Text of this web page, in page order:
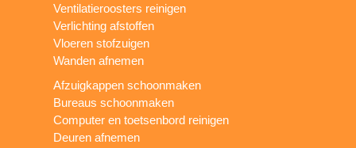
Ventilatieroosters reinigen
Verlichting afstoffen
Vloeren stofzuigen
Wanden afnemen
Afzuigkappen schoonmaken
Bureaus schoonmaken
Computer en toetsenbord reinigen
Deuren afnemen